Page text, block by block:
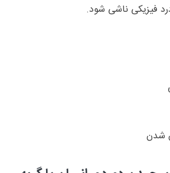
فیزیکی ناشی شود.
شدن